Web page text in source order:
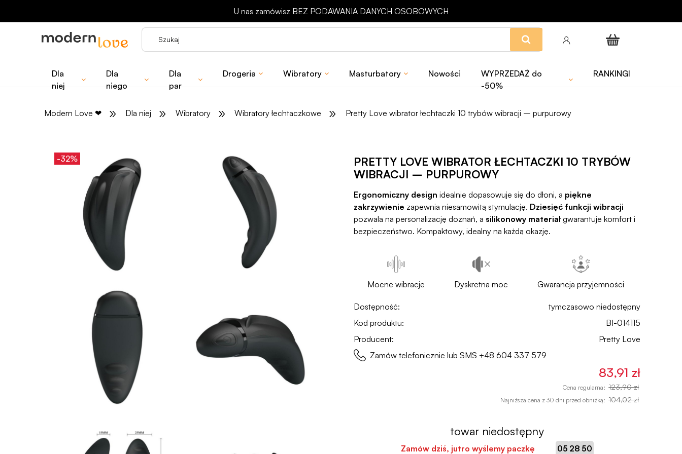
Odbierz rabat 15 zł na pierwsze zakupy
Dla
niej
Dla
niego
Dla
par
Drogeria Wibratory Masturbatory Nowości
WYPRZEDAŻ do
-50%
RANKINGI
Modern Love ❤ » Dla niej » Wibratory » Wibratory łechtaczkowe » Pretty Love wibrator łechtaczki 10 trybów wibracji – purpurowy
-32%
PRETTY LOVE WIBRATOR ŁECHTACZKI 10 TRYBÓW
WIBRACJI – PURPUROWY
Ergonomiczny design idealnie dopasowuje się do dłoni, a piękne
zakrzywienie zapewnia niesamowitą stymulację. Dziesięć funkcji wibracji
pozwala na personalizację doznań, a silikonowy materiał gwarantuje komfort i
bezpieczeństwo. Kompaktowy, idealny na każdą okazję.
Mocne wibracje Dyskretna moc Gwarancja przyjemności
Dostępność:
tymczasowo niedostępny
Kod produktu:
BI-014115
Producent:
Pretty Love
Zamów telefonicznie lub SMS +48 604 337 579
83,91 zł
Cena regularna: 123,90 zł
Najniższa cena z 30 dni przed obniżką: 104,02 zł
towar niedostępny
Zamów dziś, jutro wyślemy paczkę 05: 28: 49